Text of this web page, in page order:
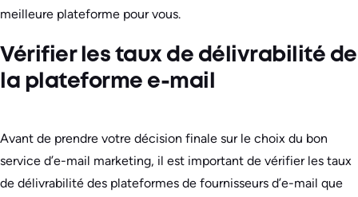
meilleure plateforme pour vous.
Vérifier les taux de délivrabilité de
la plateforme e-mail
Avant de prendre votre décision finale sur le choix du bon
service d’e-mail marketing, il est important de vérifier les taux
de délivrabilité des plateformes de fournisseurs d’e-mail que